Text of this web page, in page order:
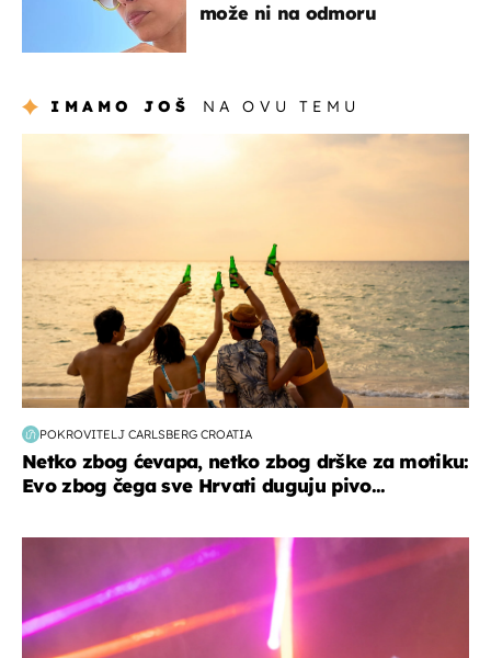
može ni na odmoru
IMAMO JOŠ NA OVU TEMU
POKROVITELJ CARLSBERG CROATIA
Netko zbog ćevapa, netko zbog drške za motiku:
Evo zbog čega sve Hrvati duguju pivo...